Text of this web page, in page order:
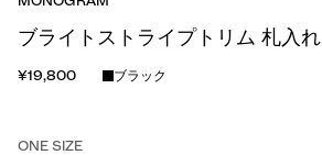
ブライトストライプトリム 札入れ
¥19,800 ブラック
ONE SIZE